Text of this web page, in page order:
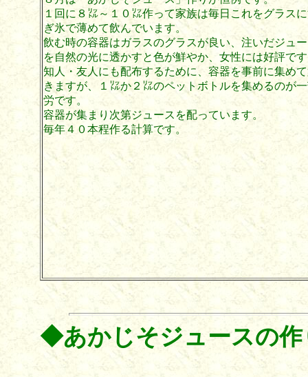
１回に８㍑～１０㍑作って家族は毎日これをグラス
ぎ氷で薄めて飲んでいます。
飲む時の容器はガラスのグラスが良い、注いだジュ
を自然の光に透かすと色が鮮やか、女性には好評で
知人・友人にも配布するために、容器を事前に集め
きますが、１㍑か２㍑のペットボトルを集めるのが
労です。
容器が集まり次第ジュースを配っています。
毎年４０本程作る計算です。
◆あかじそジュースの作